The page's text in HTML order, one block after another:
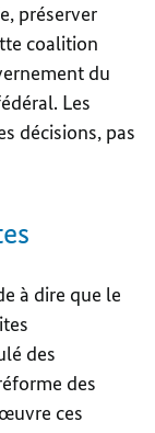
préserver
coalition
du
Les
décisions, pas
à dire que le
des
des
ces